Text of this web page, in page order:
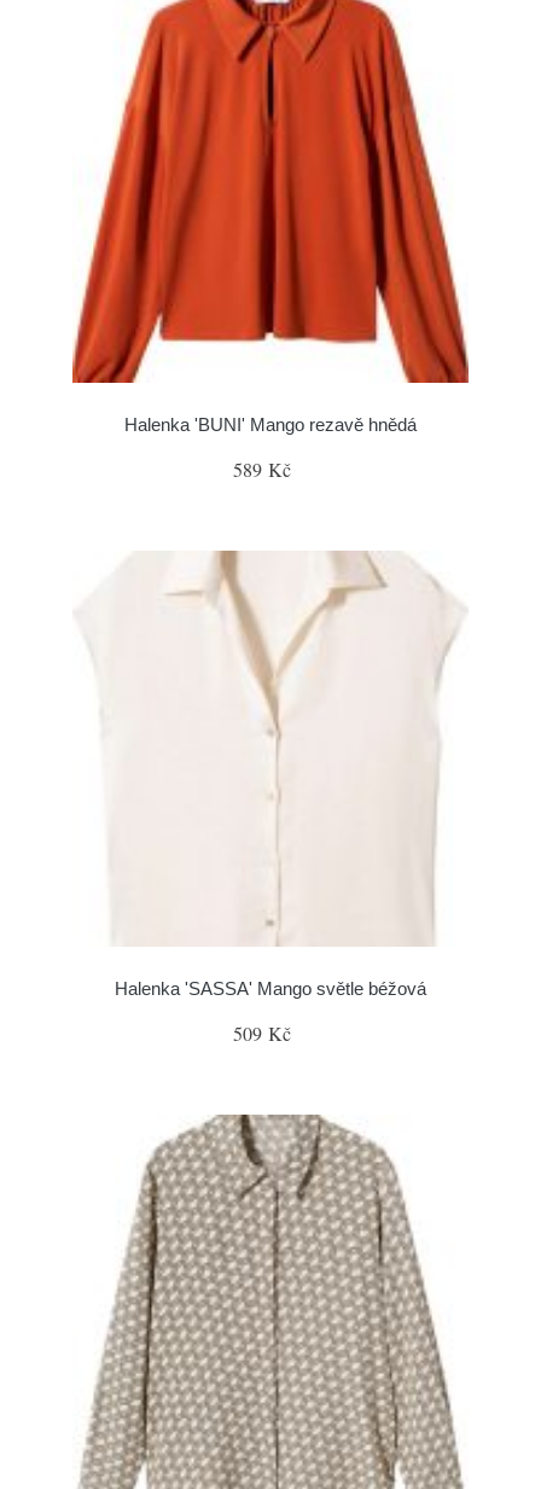
Halenka 'BUNI' Mango rezavě hnědá
589 Kč
Halenka 'SASSA' Mango světle béžová
509 Kč